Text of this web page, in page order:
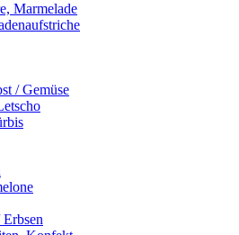
Marmelade
/ Gemüse